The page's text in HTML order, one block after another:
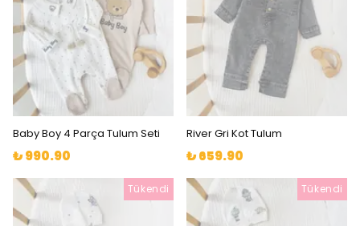
Baby Boy 4 Parça Tulum Seti
₺ 990.90
River Gri Kot Tulum
₺ 659.90
Tükendi Tükendi